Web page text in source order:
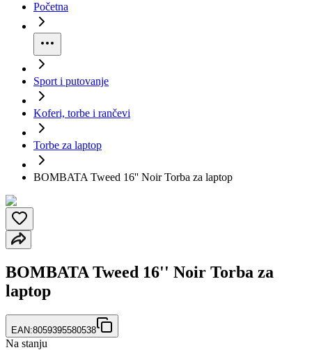
Početna
Sport i putovanje
Koferi, torbe i rančevi
Torbe za laptop
BOMBATA Tweed 16'' Noir Torba za laptop
BOMBATA Tweed 16'' Noir Torba za
laptop
EAN:8059395580538
Na stanju